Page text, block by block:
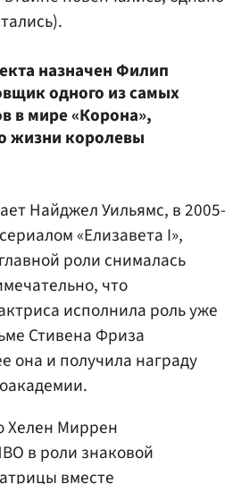
назначен Филип
одного из самых
в мире «Корона»,
жизни королевы
Найджел Уильямс, в 2005-
«Елизавета I»,
роли снималась
что
исполнила роль уже
Стивена Фриза
она и получила награду
Хелен Миррен
в роли знаковой
вместе